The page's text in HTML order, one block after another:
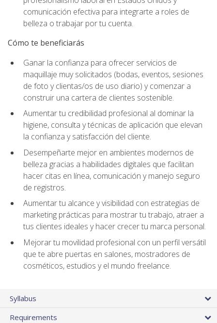
comunicación efectiva para integrarte a roles de
belleza o trabajar por tu cuenta.
Cómo te beneficiarás
Ganar la confianza para ofrecer servicios de
maquillaje muy solicitados (bodas, eventos, sesiones
de foto y clientas/os de uso diario) y comenzar a
construir una cartera de clientes sostenible.
Aumentar tu credibilidad profesional al dominar la
higiene, consulta y técnicas de aplicación que elevan
la confianza y satisfacción del cliente.
Desempeñarte mejor en ambientes modernos de
belleza gracias a habilidades digitales que facilitan
hacer citas en línea, comunicación y manejo seguro
de registros.
Aumentar tu alcance y visibilidad con estrategias de
marketing prácticas para mostrar tu trabajo, atraer a
tus clientes ideales y hacer crecer tu marca personal.
Mejorar tu movilidad profesional con un perfil versátil
que te abre puertas en salones, mostradores de
cosméticos, estudios y el mundo freelance.
Syllabus
Requirements